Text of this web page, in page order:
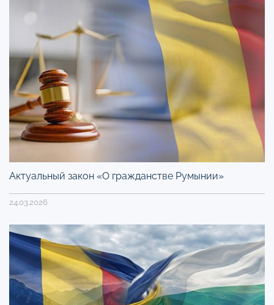
Актуальный закон «О гражданстве Румынии»
24.03.2026